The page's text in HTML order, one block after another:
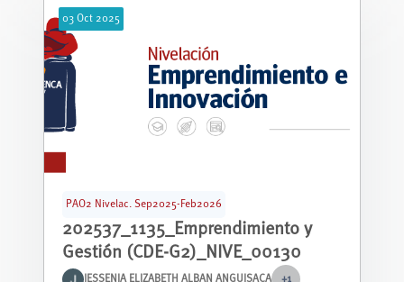
03 Oct 2025
PAO2 Nivelac. Sep2025-Feb2026
202537_1135_Emprendimiento y
Gestión (CDE-G2)_NIVE_00130
JESSENIA ELIZABETH ALBAN ANGUISACA +1